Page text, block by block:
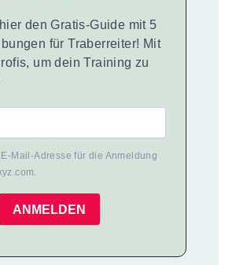
den Gratis-Guide mit 5
für Traberreiter! Mit
um dein Training zu
Mail-Adresse für die Anmeldung
ANMELDEN